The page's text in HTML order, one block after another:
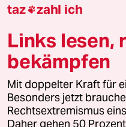
Downloads für
© 2026 taz Verlags und
Alle Rechte vorbehalten. Bei
wenden Sie sich bitte an
taz zahl ich
Links lesen,
bekämpfen
Mit doppelter Kraft für
Besonders jetzt
Rechtsextremismus
Daher gehen 50